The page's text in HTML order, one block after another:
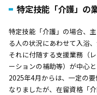
特定技能「介護」の
特定技能「介護」の場合、
る人の状況にあわせて入浴
それに付随する支援業務（
ーションの補助等）が中心と
2025年4月からは、一定の
なりましたが、在留資格「